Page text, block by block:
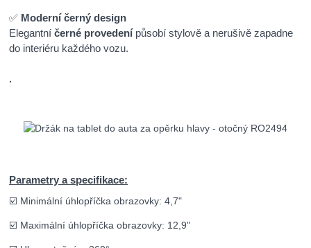
✅ Moderní černý design
Elegantníčerné provedenípůsobí stylově a nerušivě zapadne
do interiéru každého vozu.
.
Parametry a specifikace:
☑️ Minimální úhlopříčka obrazovky: 4,7"
☑️ Maximální úhlopříčka obrazovky: 12,9"